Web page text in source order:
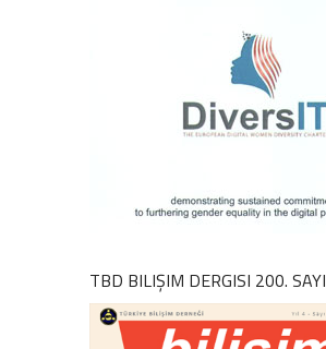
TBD BILIŞIM DERGISI 200. SAYI